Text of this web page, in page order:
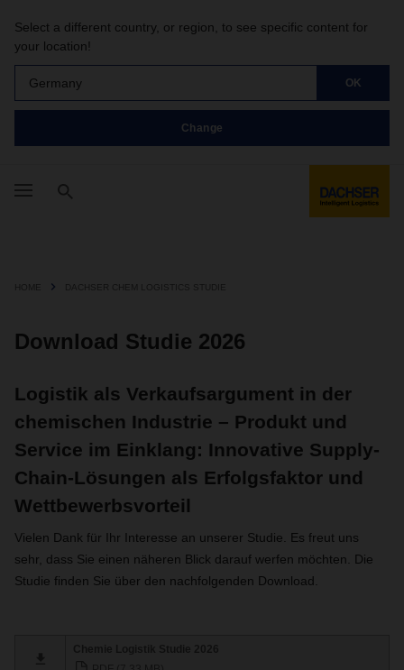
Select a different country, or region, to see specific content for
your location!
Germany OK
Change
HOME DACHSER CHEM LOGISTICS STUDIE
Download Studie 2026
Logistik als Verkaufsargument in der
chemischen Industrie – Produkt und
Service im Einklang: Innovative Supply-
Chain-Lösungen als Erfolgsfaktor und
Wettbewerbsvorteil
Vielen Dank für Ihr Interesse an unserer Studie. Es freut uns
sehr, dass Sie einen näheren Blick darauf werfen möchten. Die
Studie finden Sie über den nachfolgenden Download.